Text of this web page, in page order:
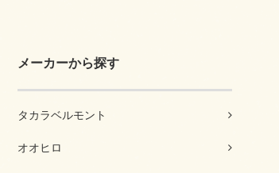
メーカーから探す
タカラベルモント
オオヒロ